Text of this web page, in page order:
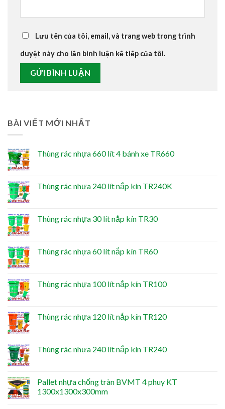
Lưu tên của tôi, email, và trang web trong trình
duyệt này cho lần bình luận kế tiếp của tôi.
BÀI VIẾT MỚI NHẤT
Thùng rác nhựa 660 lít 4 bánh xe TR660
Thùng rác nhựa 240 lít nắp kín TR240K
Thùng rác nhựa 30 lít nắp kín TR30
Thùng rác nhựa 60 lít nắp kín TR60
Thùng rác nhựa 100 lít nắp kín TR100
Thùng rác nhựa 120 lít nắp kín TR120
Thùng rác nhựa 240 lít nắp kín TR240
Pallet nhựa chống tràn BVMT 4 phuy KT
1300x1300x300mm